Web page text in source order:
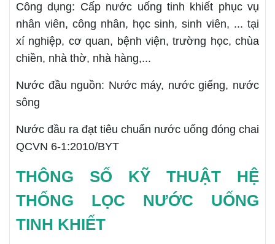
Công dụng: Cấp nước uống tinh khiết phục vụ
nhân viên, công nhân, học sinh, sinh viên, ... tại
xí nghiệp, cơ quan, bệnh viện, trường học, chùa
chiền, nhà thờ, nhà hàng,...
Nước đầu nguồn: Nước máy, nước giếng, nước
sông
Nước đầu ra đạt tiêu chuẩn nước uống đóng chai
QCVN 6-1:2010/BYT
THÔNG SỐ KỸ THUẬT HỆ
THỐNG LỌC NƯỚC UỐNG
TINH KHIẾT